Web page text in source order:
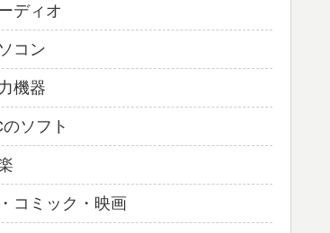
ディオ
コン
機器
のソフト
コミック・映画